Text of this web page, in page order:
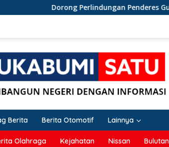
Dorong Perlindungan Penderes Gula di
Berita Berita Otomotif Lainnya
Olahraga Kejahatan Nissan